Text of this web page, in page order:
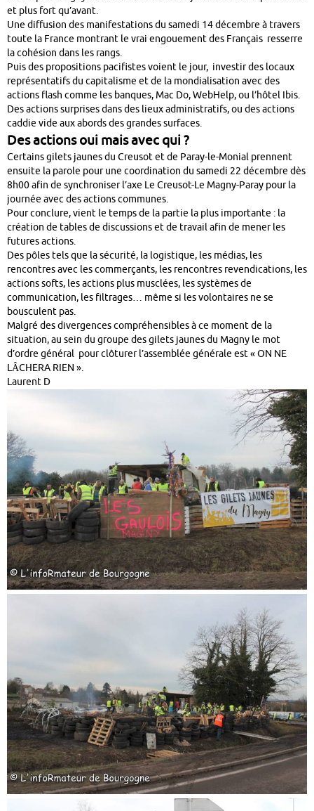
et plus fort qu’avant.
Une diffusion des manifestations du samedi 14 décembre à travers
toute la France montrant le vrai engouement des Français resserre
la cohésion dans les rangs.
Puis des propositions pacifistes voient le jour, investir des locaux
représentatifs du capitalisme et de la mondialisation avec des
actions flash comme les banques, Mac Do, WebHelp, ou l’hôtel Ibis.
Des actions surprises dans des lieux administratifs, ou des actions
caddie vide aux abords des grandes surfaces.
Des actions oui mais avec qui ?
Certains gilets jaunes du Creusot et de Paray-le-Monial prennent
ensuite la parole pour une coordination du samedi 22 décembre dès
8h00 afin de synchroniser l’axe Le Creusot-Le Magny-Paray pour la
journée avec des actions communes.
Pour conclure, vient le temps de la partie la plus importante : la
création de tables de discussions et de travail afin de mener les
futures actions.
Des pôles tels que la sécurité, la logistique, les médias, les
rencontres avec les commerçants, les rencontres revendications, les
actions softs, les actions plus musclées, les systèmes de
communication, les filtrages… même si les volontaires ne se
bousculent pas.
Malgré des divergences compréhensibles à ce moment de la
situation, au sein du groupe des gilets jaunes du Magny le mot
d’ordre général pour clôturer l’assemblée générale est « ON NE
LÂCHERA RIEN ».
Laurent D